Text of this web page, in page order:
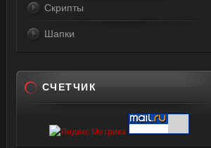
Скрипты
Шапки
СЧЕТЧИК